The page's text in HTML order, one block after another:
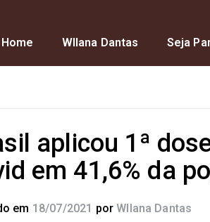
Home Wllana Dantas Seja
aplicou 1ª
em 41,6% da
em 18/07/2021 por Wllana Dantas